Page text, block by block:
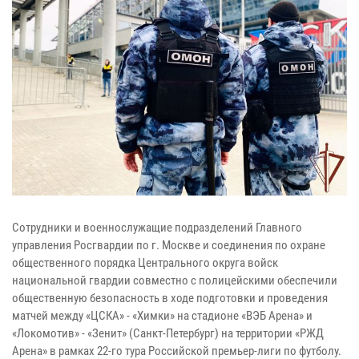
Сотрудники и военнослужащие подразделений Главного
управления Росгвардии по г. Москве и соединения по охране
общественного порядка Центрального округа войск
национальной гвардии совместно с полицейскими обеспечили
общественную безопасность в ходе подготовки и проведения
матчей между «ЦСКА» - «Химки» на стадионе «ВЭБ Арена» и
«Локомотив» - «Зенит» (Санкт-Петербург) на территории «РЖД
Арена» в рамках 22-го тура Российской премьер-лиги по футболу.